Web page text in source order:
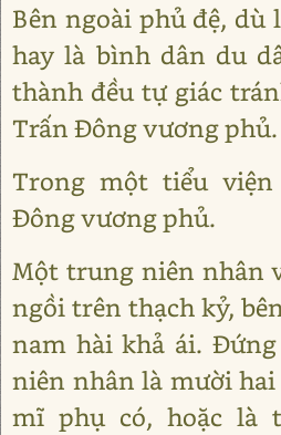
Bên ngoài phủ đệ, dù
hay là bình dân du
thành đều tự giác
Trấn Đông vương phủ.
Trong một tiểu
Đông vương phủ.
Một trung niên nhân
ngồi trên thạch kỷ,
nam hài khả ái.
niên nhân là mười hai
mĩ phụ có, hoặc là